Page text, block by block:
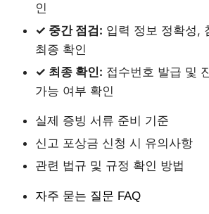
인
✓ 중간 점검: 입력 정보 정확성,
최종 확인
✓ 최종 확인: 접수번호 발급 및
가능 여부 확인
실제 증빙 서류 준비 기준
신고 포상금 신청 시 유의사항
관련 법규 및 규정 확인 방법
자주 묻는 질문 FAQ